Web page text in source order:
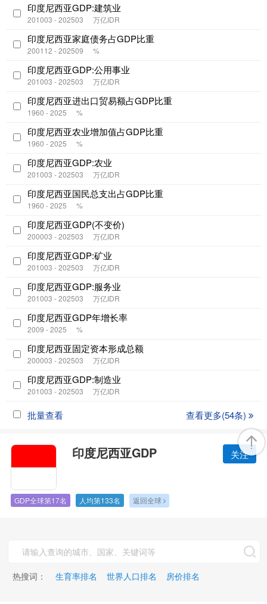
印度尼西亚GDP:建筑业
201003 - 202503 万亿IDR
印度尼西亚家庭债务占GDP比重
200112 - 202509 %
印度尼西亚GDP:公用事业
201003 - 202503 万亿IDR
印度尼西亚进出口贸易额占GDP比重
1960 - 2025 %
印度尼西亚农业增加值占GDP比重
1960 - 2025 %
印度尼西亚GDP:农业
201003 - 202503 万亿IDR
印度尼西亚国民总支出占GDP比重
1960 - 2025 %
印度尼西亚GDP(不变价)
200003 - 202503 万亿IDR
印度尼西亚GDP:矿业
201003 - 202503 万亿IDR
印度尼西亚GDP:服务业
201003 - 202503 万亿IDR
印度尼西亚GDP年增长率
2009 - 2025 %
印度尼西亚固定资本形成总额
200003 - 202503 万亿IDR
印度尼西亚GDP:制造业
201003 - 202503 万亿IDR
批量查看 查看更多(54条)
印度尼西亚GDP 关注
GDP全球第17名 人均第133名 返回全球
热搜词： 生育率排名 世界人口排名 房价排名